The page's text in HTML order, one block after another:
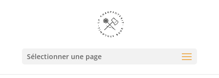
Sélectionner une page